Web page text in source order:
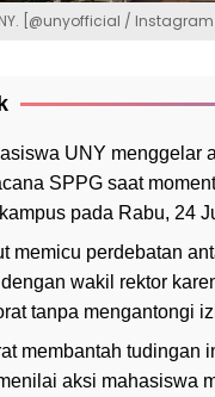
[@unyofficial / Instagram]
UNY menggelar
SPPG saat
pada Rabu, 24
memicu perdebatan
wakil rektor
tanpa mengantongi
membantah tudingan
aksi mahasiswa